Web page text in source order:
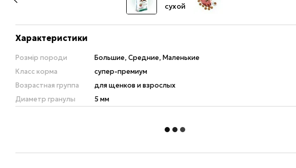
Характеристики
Розмір породи
Большие, Средние, Маленькие
Класс корма
супер-премиум
Возрастная группа
для щенков и взрослых
Диаметр гранулы
5 мм